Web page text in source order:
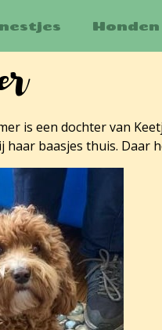
Honden
is een dochter van
haar baasjes thuis. Daar